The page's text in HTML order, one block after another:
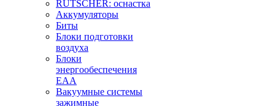
RUTSCHER: оснастка
Аккумуляторы
Биты
Блоки подготовки
воздуха
Блоки
энергообеспечения
EAA
Вакуумные системы
зажимные